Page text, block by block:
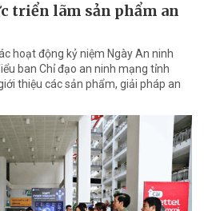
triển lãm sản phẩm an
hoạt động kỷ niệm Ngày An ninh
ban Chỉ đạo an ninh mạng tỉnh
thiệu các sản phẩm, giải pháp an